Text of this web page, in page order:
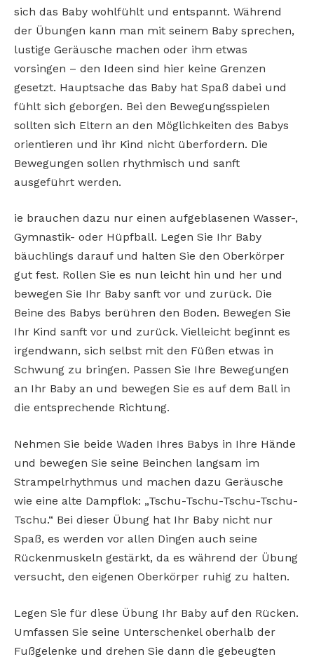
sich das Baby wohlfühlt und entspannt. Während
der Übungen kann man mit seinem Baby sprechen,
lustige Geräusche machen oder ihm etwas
vorsingen – den Ideen sind hier keine Grenzen
gesetzt. Hauptsache das Baby hat Spaß dabei und
fühlt sich geborgen. Bei den Bewegungsspielen
sollten sich Eltern an den Möglichkeiten des Babys
orientieren und ihr Kind nicht überfordern. Die
Bewegungen sollen rhythmisch und sanft
ausgeführt werden.
ie brauchen dazu nur einen aufgeblasenen Wasser-,
Gymnastik- oder Hüpfball. Legen Sie Ihr Baby
bäuchlings darauf und halten Sie den Oberkörper
gut fest. Rollen Sie es nun leicht hin und her und
bewegen Sie Ihr Baby sanft vor und zurück. Die
Beine des Babys berühren den Boden. Bewegen Sie
Ihr Kind sanft vor und zurück. Vielleicht beginnt es
irgendwann, sich selbst mit den Füßen etwas in
Schwung zu bringen. Passen Sie Ihre Bewegungen
an Ihr Baby an und bewegen Sie es auf dem Ball in
die entsprechende Richtung.
Nehmen Sie beide Waden Ihres Babys in Ihre Hände
und bewegen Sie seine Beinchen langsam im
Strampelrhythmus und machen dazu Geräusche
wie eine alte Dampflok: „Tschu-Tschu-Tschu-Tschu-
Tschu.“ Bei dieser Übung hat Ihr Baby nicht nur
Spaß, es werden vor allen Dingen auch seine
Rückenmuskeln gestärkt, da es während der Übung
versucht, den eigenen Oberkörper ruhig zu halten.
Legen Sie für diese Übung Ihr Baby auf den Rücken.
Umfassen Sie seine Unterschenkel oberhalb der
Fußgelenke und drehen Sie dann die gebeugten